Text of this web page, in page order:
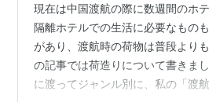
現在は中国渡航の際に数週間のホ
隔離ホテルでの生活に必要なもの
があり、渡航時の荷物は普段より
の記事では荷造りについて書きま
に渡ってジャンル別に、私の「渡